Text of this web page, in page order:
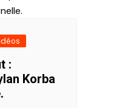
:
Korba